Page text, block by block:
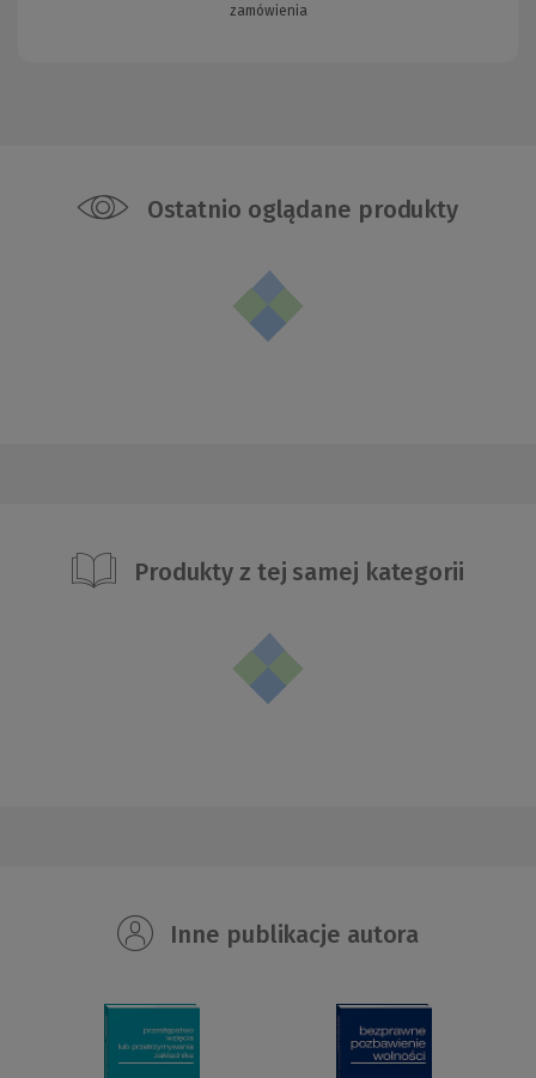
zamówienia
Ostatnio oglądane produkty
Produkty z tej samej kategorii
Inne publikacje autora